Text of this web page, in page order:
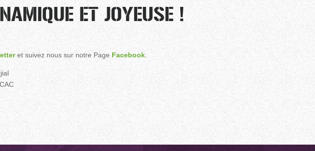
ET JOYEUSE !
et suivez nous sur notre Page Facebook.